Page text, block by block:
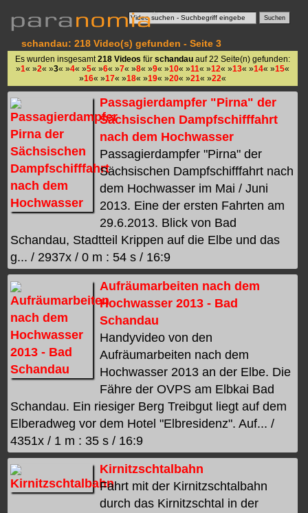
schandau: 218 Video(s) gefunden - Seite 3
Es wurden insgesamt 218 Videos für schandauauf 22 Seite(n) gefunden:
»1« »2« »3« »4« »5« »6« »7« »8« »9« »10« »11« »12« »13« »14« »15«
»16« »17« »18« »19« »20« »21« »22«
Passagierdampfer "Pirna" der
Sächsischen Dampfschifffahrt
nach dem Hochwasser
Passagierdampfer "Pirna" der
Sächsischen Dampfschifffahrt nach
dem Hochwasser im Mai / Juni
2013. Eine der ersten Fahrten am
29.6.2013. Blick von Bad
Schandau, Stadtteil Krippen auf die Elbe und das
g... / 2937x / 0 m : 54 s / 16:9
Aufräumarbeiten nach dem
Hochwasser 2013 - Bad
Schandau
Handyvideo von den
Aufräumarbeiten nach dem
Hochwasser 2013 an der Elbe. Die
Fähre der OVPS am Elbkai Bad
Schandau. Ein riesiger Berg Treibgut liegt auf dem
Elberadweg vor dem Hotel "Elbresidenz". Auf... /
4351x / 1 m : 35 s / 16:9
Kirnitzschtalbahn
Fahrt mit der Kirnitzschtalbahn
durch das Kirnitzschtal in der